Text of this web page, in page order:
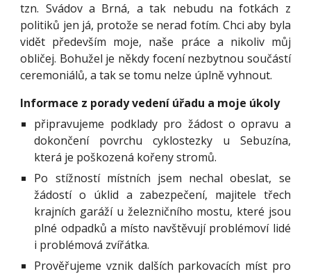
tzn. Svádov a Brná, a tak nebudu na fotkách z
politiků jen já, protože se nerad fotím. Chci aby byla
vidět především moje, naše práce a nikoliv můj
obličej. Bohužel je někdy focení nezbytnou součástí
ceremoniálů, a tak se tomu nelze úplně vyhnout.
Informace z porady vedení úřadu a moje úkoly
připravujeme podklady pro žádost o opravu a
dokončení povrchu cyklostezky u Sebuzína,
která je poškozená kořeny stromů.
Po stížností místních jsem nechal obeslat, se
žádostí o úklid a zabezpečení, majitele třech
krajních garáží u železničního mostu, které jsou
plné odpadků a místo navštěvují problémoví lidé
i problémová zvířátka.
Prověřujeme vznik dalších parkovacích míst pro